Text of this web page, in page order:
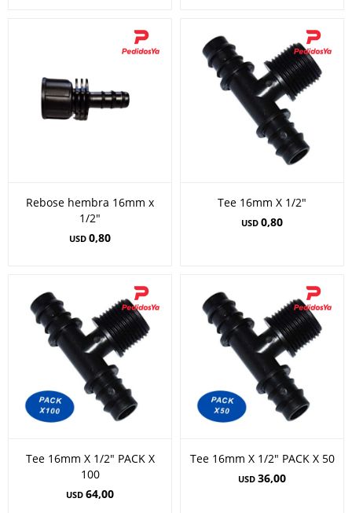
Rebose hembra 16mm x
1/2"
USD 0,80
Tee 16mm X 1/2"
USD 0,80
Tee 16mm X 1/2" PACK X
100
USD 64,00
Tee 16mm X 1/2" PACK X 50
USD 36,00